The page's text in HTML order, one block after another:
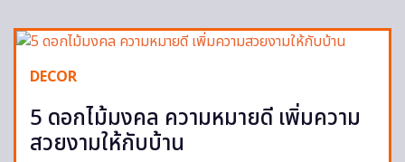
DECOR
5 ดอกไม้มงคล ความหมายดี เพิ่มความ
สวยงามให้กับบ้าน